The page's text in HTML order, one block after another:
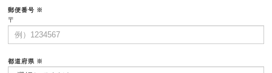
郵便番号 ※
〒
都道府県 ※